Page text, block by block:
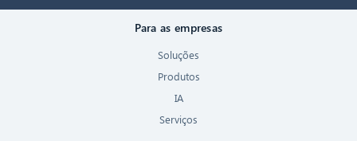
Para as empresas
Soluções
Produtos
IA
Serviços